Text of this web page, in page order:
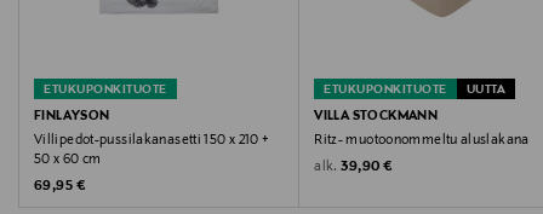
HARMAA
Valmistusmaa
ETUKUPONKITUOTE
FINLAYSON
Villipedot-pussilakanasetti 150 x 210 +
50 x 60 cm
Original Price
69,95 €
ETUKUPONKITUOTE UUTTA
VILLA STOCKMANN
Ritz- muotoonommeltu aluslakana
alk. Original Price
39,90 €